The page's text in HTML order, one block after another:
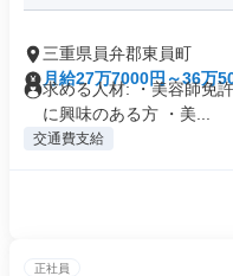
三重県員弁郡東員町
月給27万7000円～36万
求める人材: ・美容師免
に興味のある方 ・美...
交通費支給
正社員